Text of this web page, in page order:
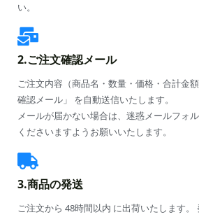
い。
2.ご注文確認メール
ご注文内容（商品名・数量・価格・合計金
確認メール」 を自動送信いたします。
メールが届かない場合は、迷惑メールフォ
くださいますようお願いいたします。
3.商品の発送
ご注文から 48時間以内 に出荷いたします